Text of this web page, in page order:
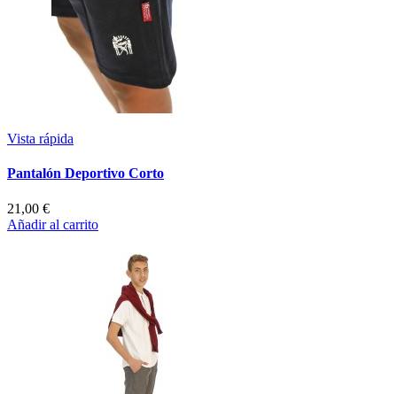
Vista rápida
Pantalón Deportivo Corto
21,00 €
Añadir al carrito